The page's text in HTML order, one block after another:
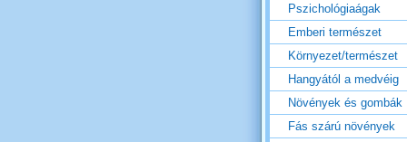
Pszichológiaágak
Emberi természet
Környezet/természet
Hangyától a medvéig
Növények és gombák
Fás szárú növények